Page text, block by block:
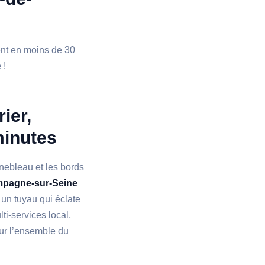
en moins de 30
!
et les bords
sur-Seine
tuyau qui éclate
services local,
l’ensemble du